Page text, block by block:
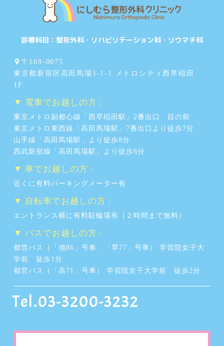
診療科目： 整形外科・リハビリテーション科・リウマチ科
〒169-0075
東京都新宿区高田馬場1-1-1 メトロシティ西早稲田
1F
▼ 電車でお越しの方 :
東京メトロ副都心線「西早稲田駅」2番出口 目の前
東京メトロ東西線「高田馬場駅」7番出口より徒歩7分
山手線「高田馬場駅」より徒歩8分
西武新宿線「高田馬場駅」より徒歩8分
▼ 車でお越しの方 :
近くに有料パーキングメーター有
▼ 自転車でお越しの方 :
エントランス横に有料駐輪場有（２時間まで無料）
▼ バスでお越しの方 :
都営バス（「池86」号車、「早77」号車） 学習院女子大
学前 徒歩1分
都営バス（「高71」号車） 学習院女子大学前 徒歩2分
Tel.03-3200-3232